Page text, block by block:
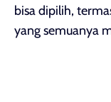
bisa dipilih,
yang semuanya